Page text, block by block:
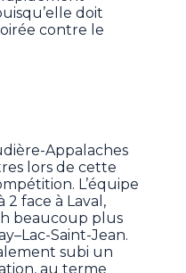
doit
contre le
Appalaches
lors de cette
L’équipe
2 face à Laval,
beaucoup plus
Saint-Jean.
subi un
au terme